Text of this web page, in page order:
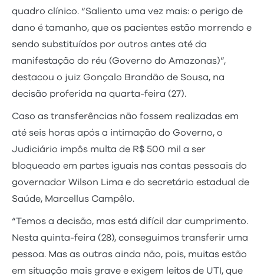
quadro clínico. “Saliento uma vez mais: o perigo de
dano é tamanho, que os pacientes estão morrendo e
sendo substituídos por outros antes até da
manifestação do réu (Governo do Amazonas)”,
destacou o juiz Gonçalo Brandão de Sousa, na
decisão proferida na quarta-feira (27).
Caso as transferências não fossem realizadas em
até seis horas após a intimação do Governo, o
Judiciário impôs multa de R$ 500 mil a ser
bloqueado em partes iguais nas contas pessoais do
governador Wilson Lima e do secretário estadual de
Saúde, Marcellus Campêlo.
“Temos a decisão, mas está difícil dar cumprimento.
Nesta quinta-feira (28), conseguimos transferir uma
pessoa. Mas as outras ainda não, pois, muitas estão
em situação mais grave e exigem leitos de UTI, que